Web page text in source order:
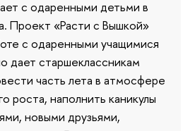
с одаренными детьми в
Проект «Расти с Вышкой»
с одаренными учащимися
старшеклассникам
часть лета в атмосфере
роста, наполнить каникулы
новыми друзьями,